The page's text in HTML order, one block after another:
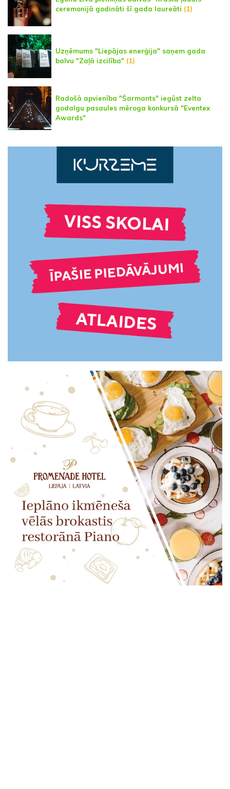
ceremonijā godināti šī gada laureāti (1)
Uzņēmums "Liepājas enerģija" saņem gada
balvu "Zaļā izcilība" (1)
Radošā apvienība "Šarmants" iegūst zelta
godalgu pasaules mēroga konkursā "Eventex
Awards"